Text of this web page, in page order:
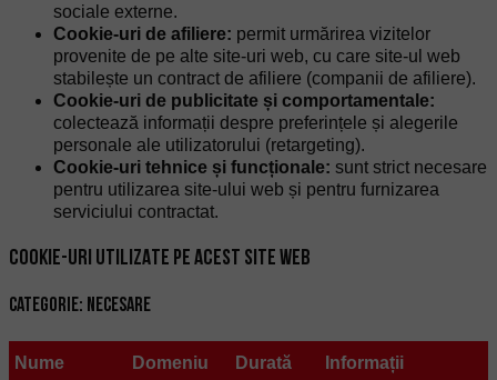
sociale externe.
Cookie-uri de afiliere: permit urmărirea vizitelor
provenite de pe alte site-uri web, cu care site-ul web
stabilește un contract de afiliere (companii de afiliere).
Cookie-uri de publicitate și comportamentale:
colectează informații despre preferințele și alegerile
personale ale utilizatorului (retargeting).
Cookie-uri tehnice și funcționale: sunt strict necesare
pentru utilizarea site-ului web și pentru furnizarea
serviciului contractat.
COOKIE-URI UTILIZATE PE ACEST SITE WEB
Categorie: Necesare
Nume Domeniu Durată Informații